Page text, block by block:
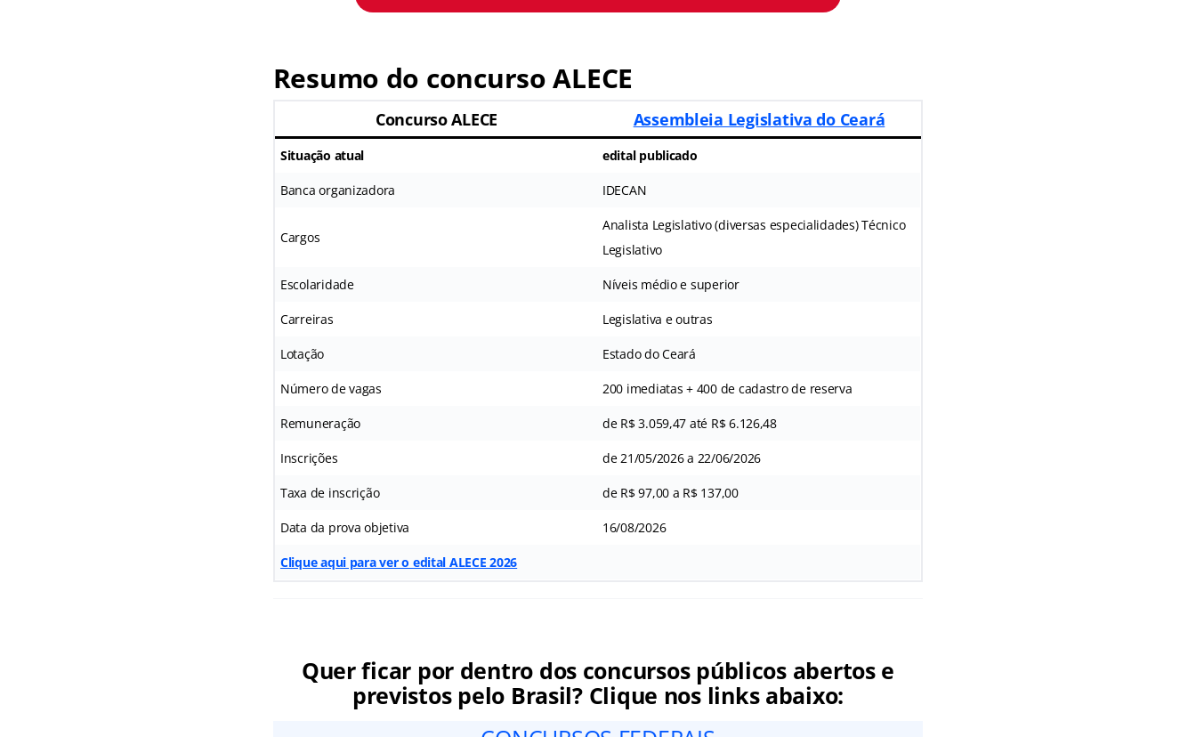
Resumo do concurso ALECE
Concurso ALECE Assembleia Legislativa do Ceará
Situação atual edital publicado
Banca organizadora IDECAN
Cargos
Analista Legislativo (diversas especialidades) Técnico
Legislativo
Escolaridade Níveis médio e superior
Carreiras Legislativa e outras
Lotação Estado do Ceará
Número de vagas 200 imediatas + 400 de cadastro de reserva
Remuneração de R$ 3.059,47 até R$ 6.126,48
Inscrições de 21/05/2026 a 22/06/2026
Taxa de inscrição de R$ 97,00 a R$ 137,00
Data da prova objetiva 16/08/2026
Clique aqui para ver o edital ALECE 2026
Quer ficar por dentro dos concursos públicos abertos e
previstos pelo Brasil? Clique nos links abaixo: